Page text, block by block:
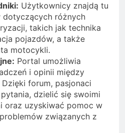
Użytkownicy znajdą tu
dotyczących różnych
takich jak technika
pojazdów, a także
motocykli.
Portal umożliwia
i opinii między
forum, pasjonaci
dzielić się swoimi
oraz uzyskiwać pomoc w
związanych z